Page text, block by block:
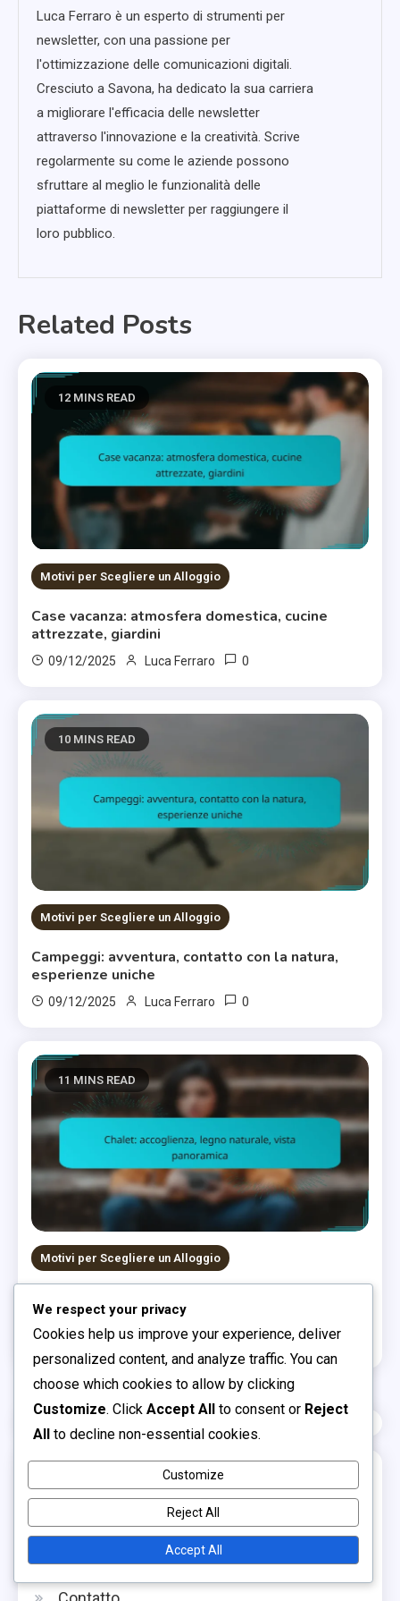
Luca Ferraro è un esperto di strumenti per
newsletter, con una passione per
l'ottimizzazione delle comunicazioni digitali.
Cresciuto a Savona, ha dedicato la sua carriera
a migliorare l'efficacia delle newsletter
attraverso l'innovazione e la creatività. Scrive
regolarmente su come le aziende possono
sfruttare al meglio le funzionalità delle
piattaforme di newsletter per raggiungere il
loro pubblico.
Related Posts
12 MINS READ
Motivi per Scegliere un Alloggio
Case vacanza: atmosfera domestica, cucine
attrezzate, giardini
09/12/2025 Luca Ferraro 0
10 MINS READ
Motivi per Scegliere un Alloggio
Campeggi: avventura, contatto con la natura,
esperienze uniche
09/12/2025 Luca Ferraro 0
11 MINS READ
Motivi per Scegliere un Alloggio
panoramica
08/12/2025 Luca Ferraro 0
Links
Informazioni su di noi
Post del blog
We respect your privacy
Cookies help us improve your experience, deliver
personalized content, and analyze traffic. You can
choose which cookies to allow by clicking
Customize. Click Accept All to consent or Reject
All to decline non-essential cookies.
Customize
Reject All
Accept All